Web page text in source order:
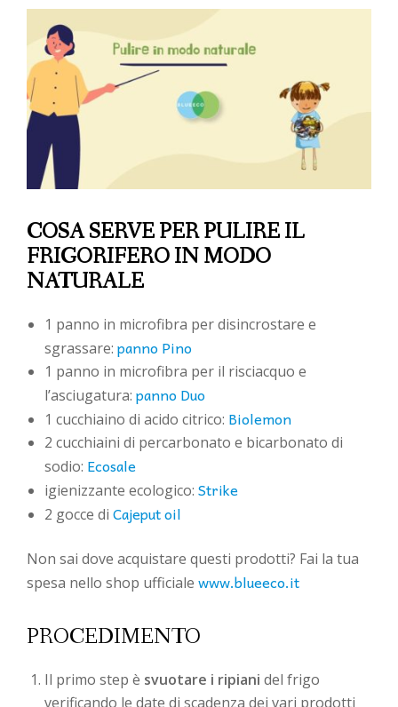
COSA SERVE PER PULIRE IL
FRIGORIFERO IN MODO
NATURALE
1 panno in microfibra per disincrostare e
sgrassare: panno Pino
1 panno in microfibra per il risciacquo e
l’asciugatura: panno Duo
1 cucchiaino di acido citrico: Biolemon
2 cucchiaini di percarbonato e bicarbonato di
sodio: Ecosale
igienizzante ecologico: Strike
2 gocce di Cajeput oil
Non sai dove acquistare questi prodotti? Fai la tua
spesa nello shop ufficiale www.blueeco.it
PROCEDIMENTO
Il primo step è svuotare i ripiani del frigo
verificando le date di scadenza dei vari prodotti